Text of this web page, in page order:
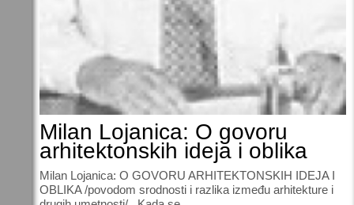
Milan Lojanica: O govoru
arhitektonskih ideja i oblika
Milan Lojanica: O GOVORU ARHITEKTONSKIH IDEJA I
OBLIKA /povodom srodnosti i razlika između arhitekture i